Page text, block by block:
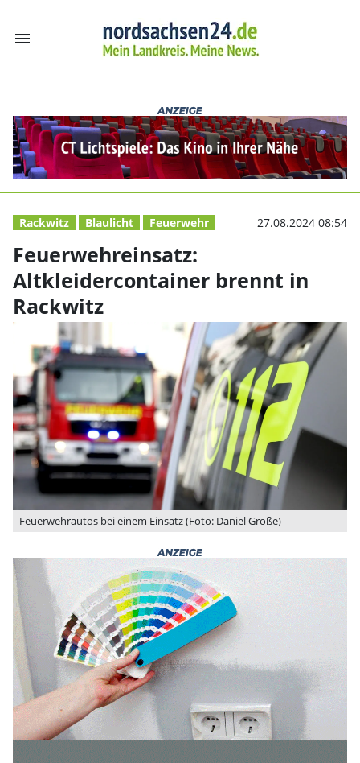
menu
Rackwitz Blaulicht Feuerwehr 27.08.2024 08:54
Feuerwehreinsatz:
Altkleidercontainer brennt in
Rackwitz
Feuerwehrautos bei einem Einsatz (Foto: Daniel Große)